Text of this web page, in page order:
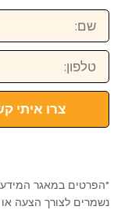
שם:
טלפון:
צרו איתי
*הפרטים במאגר המידע
נשמרים לצורך הצעה או